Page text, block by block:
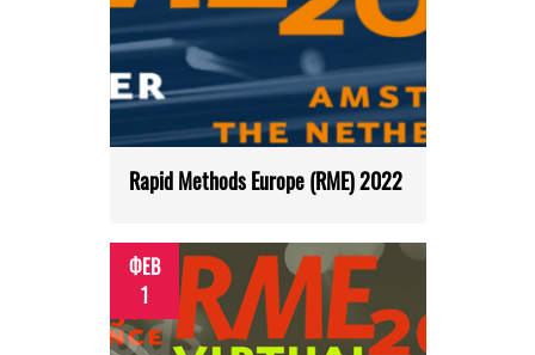
Rapid Methods Europe (RME) 2022
ФЕВ
1